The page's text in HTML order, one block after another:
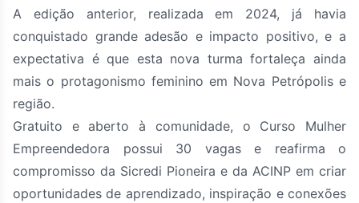
A edição anterior, realizada em 2024, já havia
conquistado grande adesão e impacto positivo, e a
expectativa é que esta nova turma fortaleça ainda
mais o protagonismo feminino em Nova Petrópolis e
região.
Gratuito e aberto à comunidade, o Curso Mulher
Empreendedora possui 30 vagas e reafirma o
compromisso da Sicredi Pioneira e da ACINP em criar
oportunidades de aprendizado, inspiração e conexões